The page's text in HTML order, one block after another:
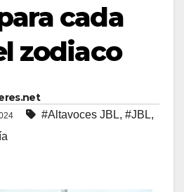
cada
zodiaco
#Altavoces JBL, #JBL,